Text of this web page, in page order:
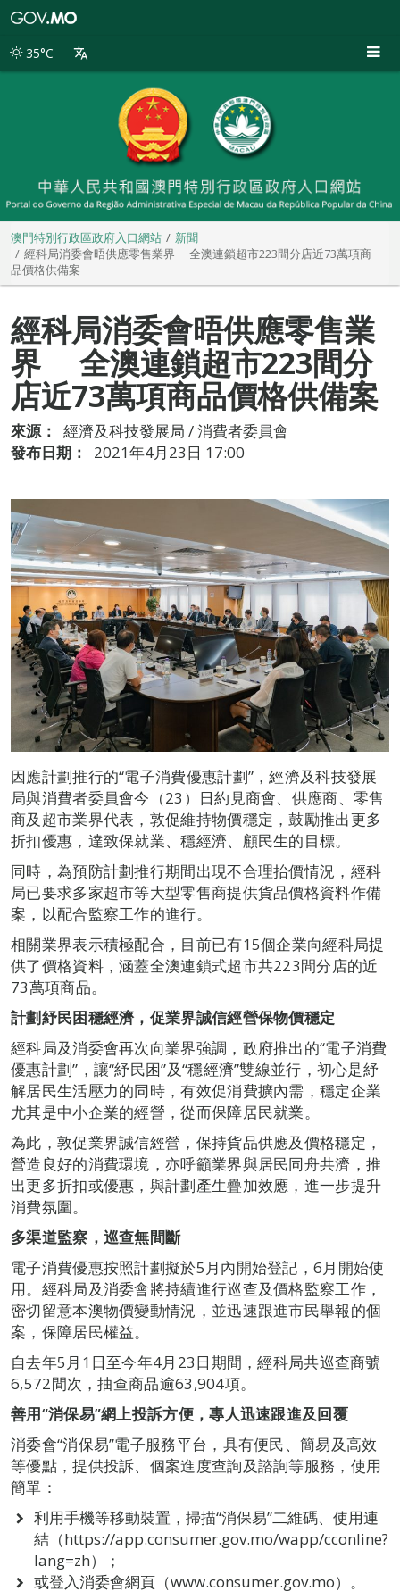
別
35°C
澳門特別行政區政府入口網站
新聞
經科局消委會晤供應零售業界 全澳連鎖超市223間分店近73萬項商
品價格供備案
經科局消委會晤供應零售業
界 全澳連鎖超市223間分
店近73萬項商品價格供備案
來源：
經濟及科技發展局 / 消費者委員會
發布日期：
2021年4月23日 17:00
因應計劃推行的“電子消費優惠計劃”，經濟及科技發展
局與消費者委員會今（23）日約見商會、供應商、零售
商及超市業界代表，敦促維持物價穩定，鼓勵推出更多
折扣優惠，達致保就業、穩經濟、顧民生的目標。
同時，為預防計劃推行期間出現不合理抬價情況，經科
局已要求多家超市等大型零售商提供貨品價格資料作備
案，以配合監察工作的進行。
相關業界表示積極配合，目前已有15個企業向經科局提
供了價格資料，涵蓋全澳連鎖式超市共223間分店的近
73萬項商品。
計劃紓民困穩經濟，促業界誠信經營保物價穩定
經科局及消委會再次向業界強調，政府推出的“電子消費
優惠計劃”，讓“紓民困”及“穩經濟”雙線並行，初心是紓
解居民生活壓力的同時，有效促消費擴內需，穩定企業
尤其是中小企業的經營，從而保障居民就業。
為此，敦促業界誠信經營，保持貨品供應及價格穩定，
營造良好的消費環境，亦呼籲業界與居民同舟共濟，推
出更多折扣或優惠，與計劃產生疊加效應，進一步提升
消費氛圍。
多渠道監察，巡查無間斷
電子消費優惠按照計劃擬於5月內開始登記，6月開始使
用。經科局及消委會將持續進行巡查及價格監察工作，
密切留意本澳物價變動情況，並迅速跟進市民舉報的個
案，保障居民權益。
自去年5月1日至今年4月23日期間，經科局共巡查商號
6,572間次，抽查商品逾63,904項。
善用“消保易”網上投訴方便，專人迅速跟進及回覆
消委會“消保易”電子服務平台，具有便民、簡易及高效
等優點，提供投訴、個案進度查詢及諮詢等服務，使用
簡單：
利用手機等移動裝置，掃描“消保易”二維碼、使用連
結（https://app.consumer.gov.mo/wapp/cconline?
lang=zh）；
或登入消委會網頁（www.consumer.gov.mo）。